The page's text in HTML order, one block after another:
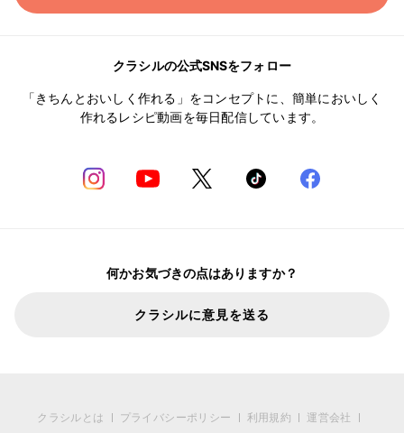
クラシルの公式SNSをフォロー
「きちんとおいしく作れる」をコンセプトに、簡単においしく
作れるレシピ動画を毎日配信しています。
何かお気づきの点はありますか？
クラシルに意見を送る
クラシルとは プライバシーポリシー 利用規約
運営会社